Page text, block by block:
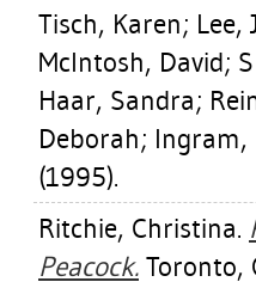
Tisch, Karen; Lee,
McIntosh, David;
Haar, Sandra;
Deborah; Ingram,
(1995).
Ritchie, Christina.
Peacock. Toronto,